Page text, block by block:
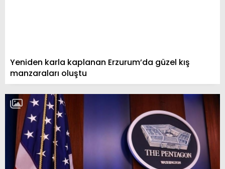
Yeniden karla kaplanan Erzurum’da güzel kış
manzaraları oluştu